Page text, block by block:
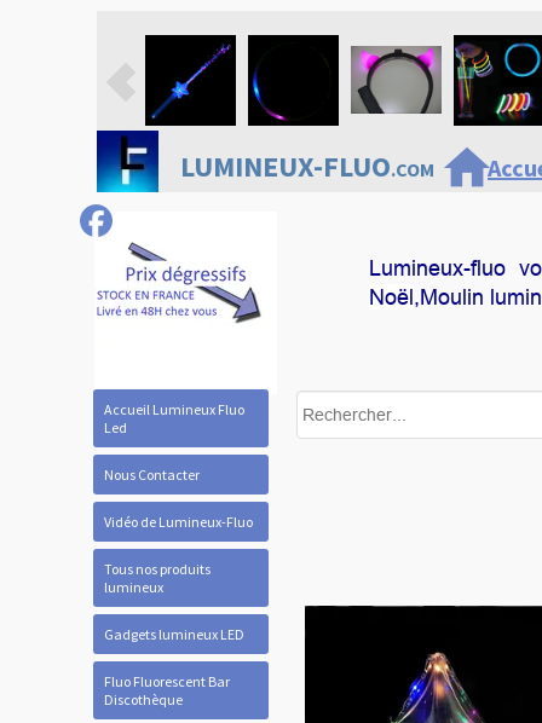
Accueil Lumineux Fluo
Led
Nous Contacter
Vidéo de Lumineux-Fluo
Tous nos produits
lumineux
Gadgets lumineux LED
Fluo Fluorescent Bar
Discothèque
LUMINEUX-FLUO.COMhome
Lumineux-fluo
Noël,Moulin